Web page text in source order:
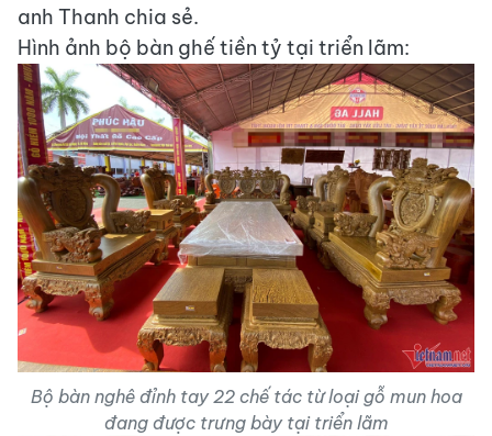
anh Thanh chia sẻ.
Hình ảnh bộ bàn ghế tiền tỷ tại triển lãm:
Bộ bàn nghê đỉnh tay 22 chế tác từ loại gỗ mun hoa
đang được trưng bày tại triển lãm